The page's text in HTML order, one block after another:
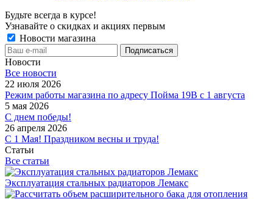
Будьте всегда в курсе!
Узнавайте о скидках и акциях первым
Новости магазина
Новости
Все новости
22 июля 2026
Режим работы магазина по адресу Пойма 19В с 1 августа
5 мая 2026
С днем победы!
26 апреля 2026
С 1 Мая! Праздником весны и труда!
Статьи
Все статьи
Эксплуатация стальных радиаторов Лемакс